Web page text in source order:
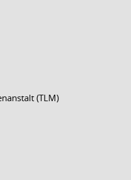
(TLM)